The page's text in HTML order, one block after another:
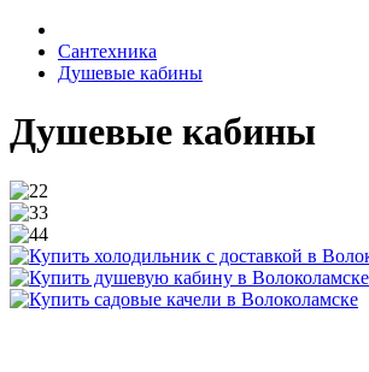
Сантехника
Душевые кабины
Душевые кабины